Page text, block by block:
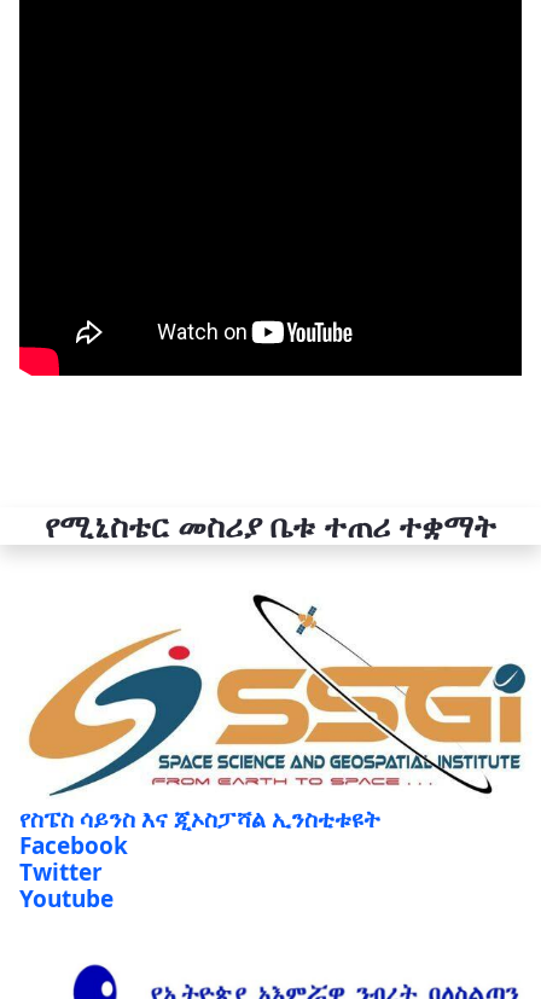
የሚኒስቴር መስሪያ ቤቱ ተጠሪ ተቋማት
የስፔስ ሳይንስ እና ጂኦስፓሻል ኢንስቲቱዩት
Facebook
Twitter
Youtube